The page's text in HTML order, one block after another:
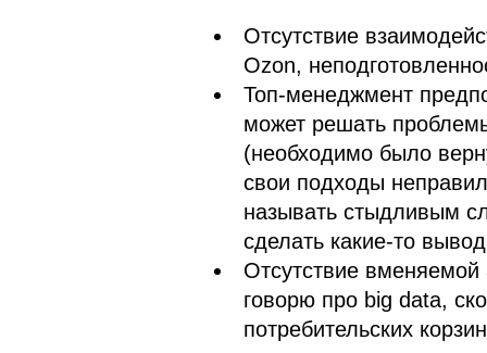
Отсутствие
Ozon,
Топ-менеджмент
может решать
(необходимо было
свои подходы
называть стыдливым
сделать какие-то
Отсутствие
говорю про big data,
потребительских